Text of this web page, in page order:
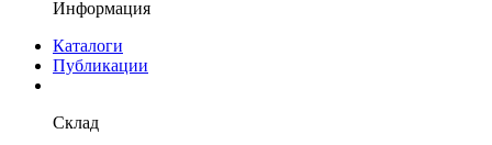
Информация
Каталоги
Публикации
Склад